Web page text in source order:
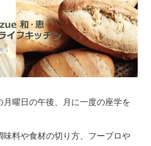
曜日の午後、月に一度の座学を
料や食材の切り方、フープロや